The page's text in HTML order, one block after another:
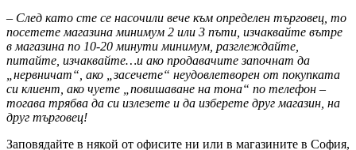
– След като сте се насочили вече към определен търговец, то
посетете магазина минимум 2 или 3 пъти, изчаквайте вътре
в магазина по 10-20 минути минимум, разглеждайте,
питайте, изчаквайте…и ако продавачите започнат да
„нервничат“, ако „засечете“ неудовлетворен от покупката
си клиент, ако чуете „повишаване на тона“ по телефон –
тогава трябва да си излезете и да изберете друг магазин, на
друг търговец!
Заповядайте в някой от офисите ни или в магазините в София,